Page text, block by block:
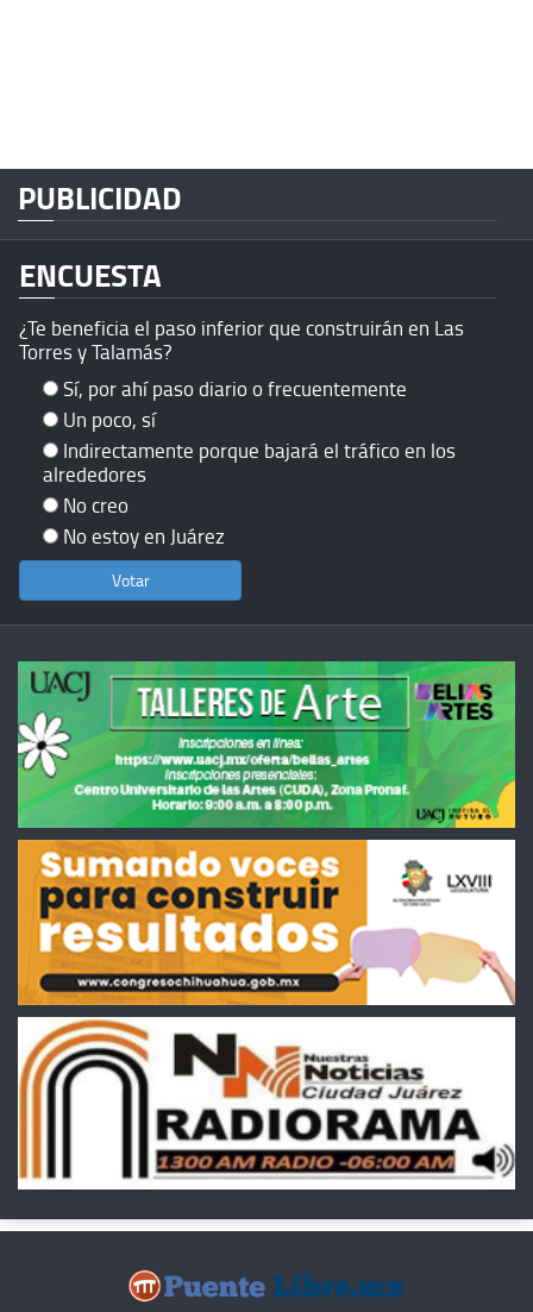
PUBLICIDAD
ENCUESTA
¿Te beneficia el paso inferior que construirán en Las
Torres y Talamás?
Sí, por ahí paso diario o frecuentemente
Un poco, sí
Indirectamente porque bajará el tráfico en los
alrededores
No creo
No estoy en Juárez